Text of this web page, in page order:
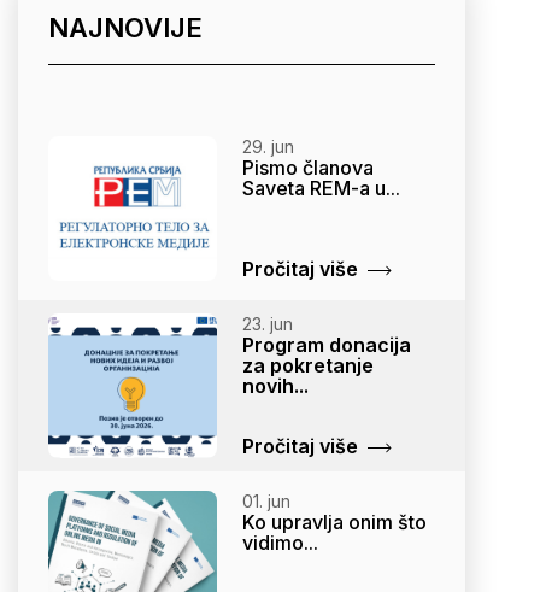
NAJNOVIJE
29. jun
Pismo članova
Saveta REM-a u...
Pročitaj više
23. jun
Program donacija
za pokretanje
novih...
Pročitaj više
01. jun
Ko upravlja onim što
vidimo...